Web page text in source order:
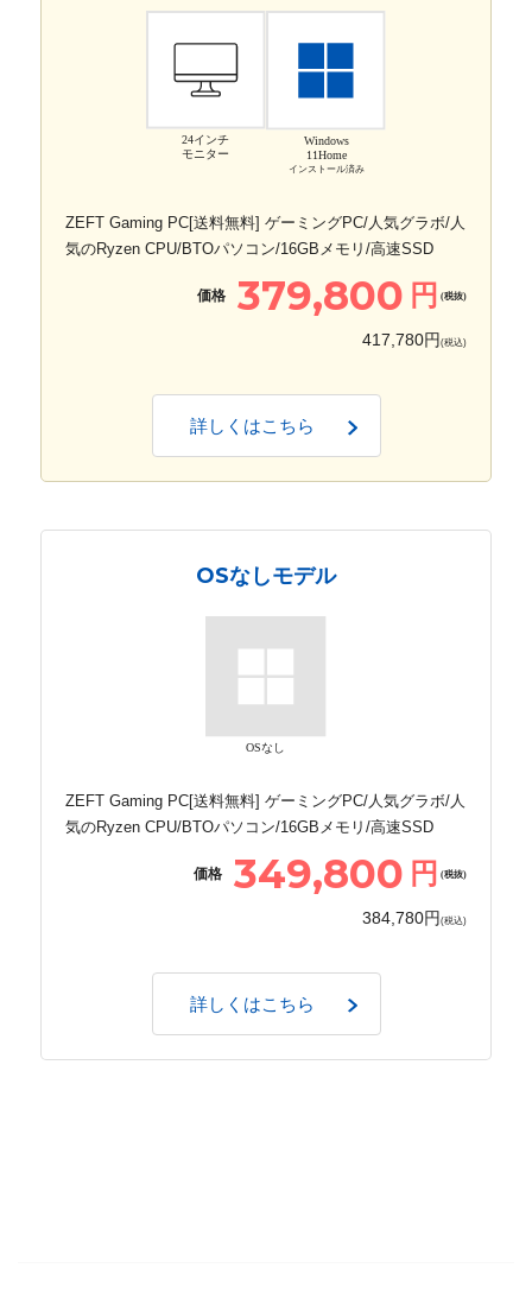
24インチ
モニター
Windows
11Home
インストール済み
ZEFT Gaming PC[送料無料] ゲーミングPC/人気グラボ/人
気のRyzen CPU/BTOパソコン/16GBメモリ/高速SSD
価格 379,800 円 (税抜)
417,780円 (税込)
詳しくはこちら
OSなしモデル
OSなし
ZEFT Gaming PC[送料無料] ゲーミングPC/人気グラボ/人
気のRyzen CPU/BTOパソコン/16GBメモリ/高速SSD
価格 349,800 円 (税抜)
384,780円 (税込)
詳しくはこちら